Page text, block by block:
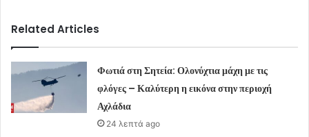
Related Articles
Φωτιά στη Σητεία: Ολονύχτια μάχη με τις
φλόγες – Καλύτερη η εικόνα στην περιοχή
Αχλάδια
24 λεπτά ago